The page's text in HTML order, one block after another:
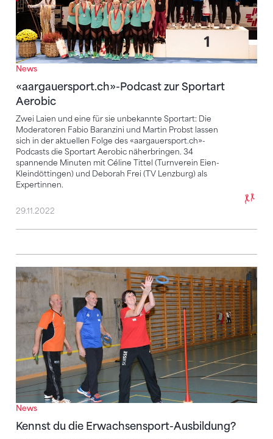
News
«aargauersport.ch»-Podcast zur Sportart
Aerobic
Zwei Laien und eine für sie unbekannte Sportart: Die
Moderatoren Fabio Baranzini und Martin Probst lassen
sich in der aktuellen Folge des «aargauersport.ch»-
Podcasts die Sportart Aerobic näherbringen. 34
spannende Minuten mit Céline Tittel (Turnverein Eien-
Kleindöttingen) und Deborah Frei (TV Lenzburg) als
Expertinnen.
29.11.2022
News
Kennst du die Erwachsensport-Ausbildung?
Kennst du die Erwachsensport-Ausbildung?